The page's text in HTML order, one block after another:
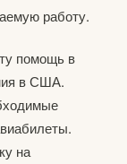
работу.
помощь в
в США.
на